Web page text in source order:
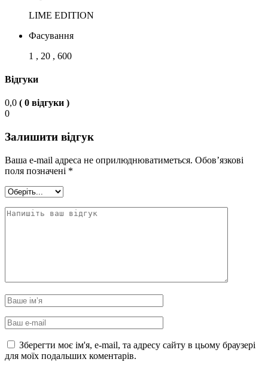
LIME EDITION
Фасування
1 , 20 , 600
Відгуки
0,0 ( 0 відгуки )
0
Залишити відгук
Ваша e-mail адреса не оприлюднюватиметься. Обов’язкові
поля позначені *
Зберегти моє ім'я, e-mail, та адресу сайту в цьому браузері
для моїх подальших коментарів.